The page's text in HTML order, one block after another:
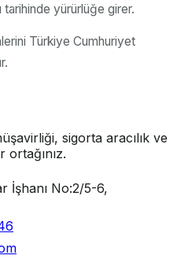
tarihinde yürürlüğe girer.
Türkiye Cumhuriyet
sigorta aracılık ve
İşhanı No:2/5-6,